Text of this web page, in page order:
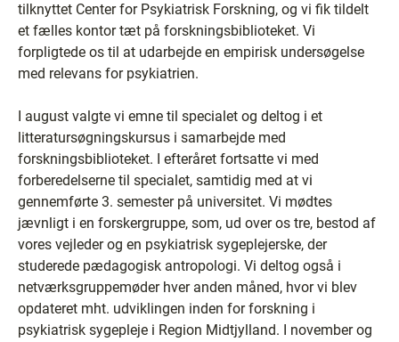
tilknyttet Center for Psykiatrisk Forskning, og vi fik tildelt
et fælles kontor tæt på forskningsbiblioteket. Vi
forpligtede os til at udarbejde en empirisk undersøgelse
med relevans for psykiatrien.
I august valgte vi emne til specialet og deltog i et
litteratursøgningskursus i samarbejde med
forskningsbiblioteket. I efteråret fortsatte vi med
forberedelserne til specialet, samtidig med at vi
gennemførte 3. semester på universitet. Vi mødtes
jævnligt i en forskergruppe, som, ud over os tre, bestod af
vores vejleder og en psykiatrisk sygeplejerske, der
studerede pædagogisk antropologi. Vi deltog også i
netværksgruppemøder hver anden måned, hvor vi blev
opdateret mht. udviklingen inden for forskning i
psykiatrisk sygepleje i Region Midtjylland. I november og